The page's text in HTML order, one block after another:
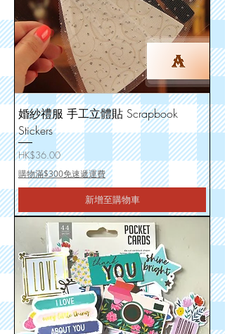
婚紗禮服 手工立體貼 Scrapbook
Stickers
價格
HK$36.00
購物滿$300免速遞運費
新增至購物車